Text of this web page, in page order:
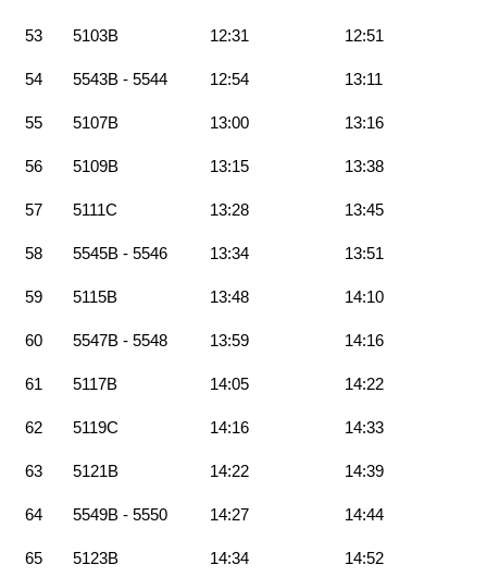
53 5103B 12:31 12:51
54 5543B - 5544 12:54 13:11
55 5107B 13:00 13:16
56 5109B 13:15 13:38
57 5111C 13:28 13:45
58 5545B - 5546 13:34 13:51
59 5115B 13:48 14:10
60 5547B - 5548 13:59 14:16
61 5117B 14:05 14:22
62 5119C 14:16 14:33
63 5121B 14:22 14:39
64 5549B - 5550 14:27 14:44
65 5123B 14:34 14:52